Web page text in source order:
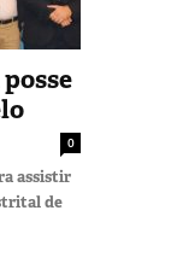
0
assistir
de